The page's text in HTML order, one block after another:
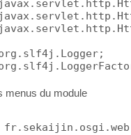
</build>
>
}
@Override
		log.info
(
Manage extends
private Logger log;
menus du module